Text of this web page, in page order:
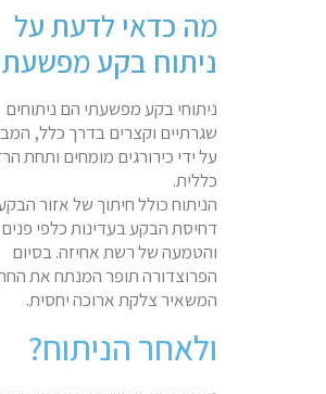
מה כדאי לדעת על
ניתוח בקע
ניתוחי בקע מפשעתי הם ניתוחים
שגרתיים וקצרים בדרך כלל,
על ידי כירורגים מומחים ותחת
כללית.
הניתוח כולל חיתוך של אזור
דחיסת הבקע בעדינות כלפי
והטמעה של רשת אחיזה. בסיום
הפרוצדורה תופר המנתח את
המשאיר צלקת ארוכה יחסית.
ולאחר הניתוח?